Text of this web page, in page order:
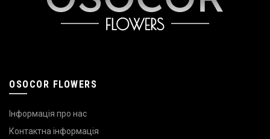
OSOCOR FLOWERS
Інформація про нас
Контактна інформація